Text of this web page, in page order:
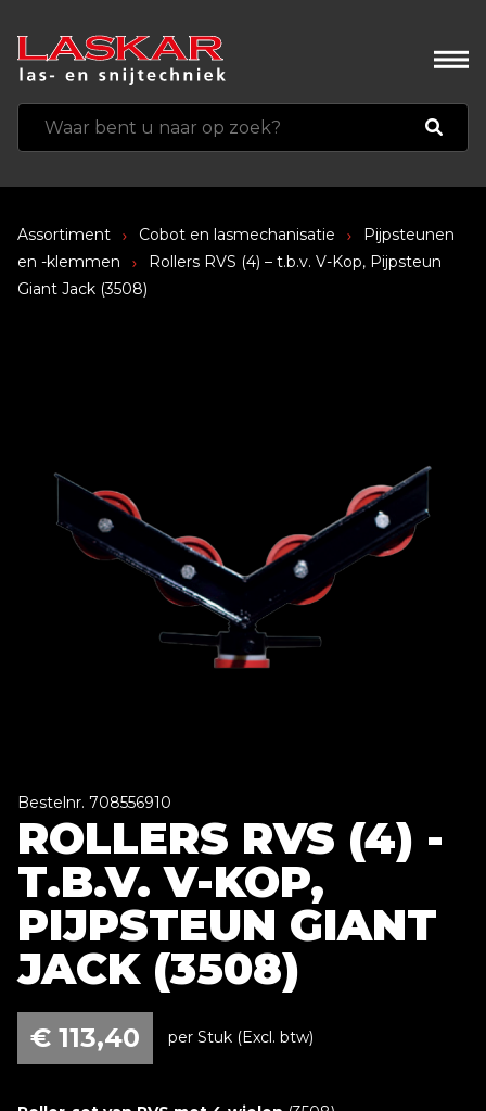
Assortiment Cobot en lasmechanisatie
Pijpsteunen
en -klemmen
Rollers RVS (4) – t.b.v. V-Kop, Pijpsteun
Giant Jack (3508)
Bestelnr. 708556910
ROLLERS RVS (4) -
T.B.V. V-KOP,
PIJPSTEUN GIANT
JACK (3508)
€ 113,40 per Stuk (Excl. btw)